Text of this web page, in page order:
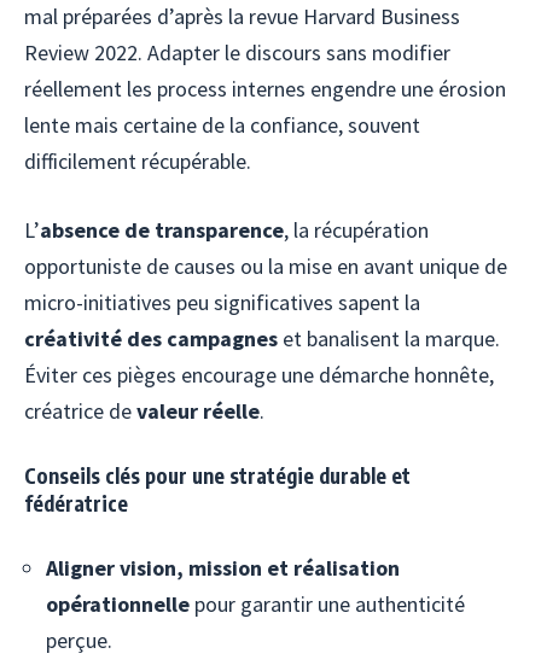
mal préparées d’après la revue Harvard Business
Review 2022. Adapter le discours sans modifier
réellement les process internes engendre une érosion
lente mais certaine de la confiance, souvent
difficilement récupérable.
L’absence de transparence, la récupération
opportuniste de causes ou la mise en avant unique de
micro-initiatives peu significatives sapent la
créativité des campagnes et banalisent la marque.
Éviter ces pièges encourage une démarche honnête,
créatrice devaleur réelle.
Conseils clés pour une stratégie durable et
fédératrice
Aligner vision, mission et réalisation
opérationnelle pour garantir une authenticité
perçue.